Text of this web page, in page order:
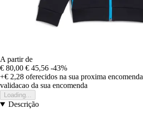
A partir de
€ 80,00 € 45,56 -43%
+€ 2,28 oferecidos na sua proxima encomenda
validacao da sua encomenda
Loading...
Descrição